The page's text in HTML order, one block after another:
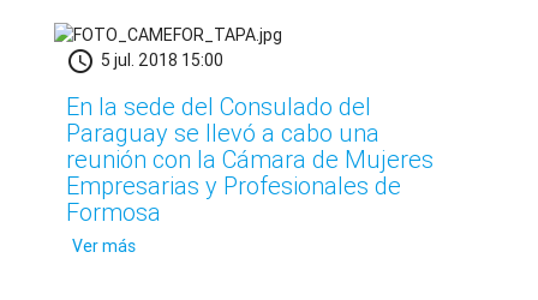
schedule 5 jul. 2018 15:00
En la sede del Consulado del
Paraguay se llevó a cabo una
reunión con la Cámara de Mujeres
Empresarias y Profesionales de
Formosa
Ver más